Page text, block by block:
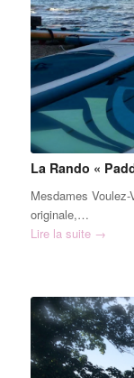
La Rando «
Mesdames
originale,…
Lire la suite→